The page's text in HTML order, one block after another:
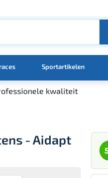
Sportartikelen
kwaliteit
- Aidapt